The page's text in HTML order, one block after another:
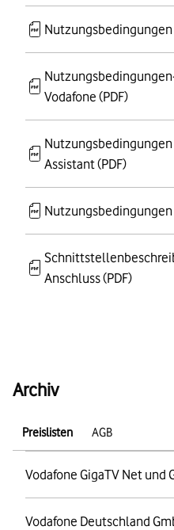
Nutzungsbedingungen
Vodafone (PDF)
Assistant (PDF)
Nutzungsbedingungen
Anschluss (PDF)
Archiv
Preislisten AGB
Vodafone GigaTV Net und
Vodafone Deutschland